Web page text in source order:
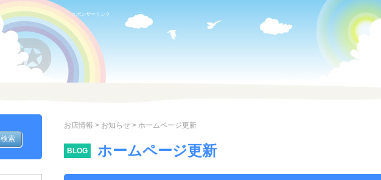
スポンサーリンク
お店情報 > お知らせ > ホームページ更新
ホームページ更新
BLOG